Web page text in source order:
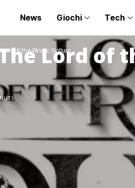
News Giochi Tech
of the Rings: Gollum
Lord of